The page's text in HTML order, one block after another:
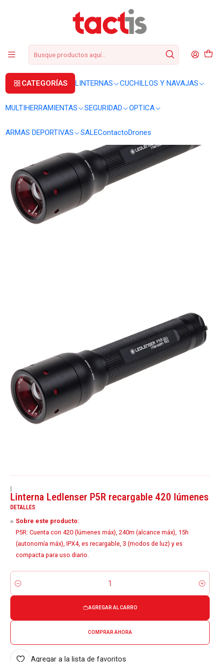
CATEGORÍAS LINTERNAS CUCHILLOS Y NAVAJAS
MULTIHERRAMIENTAS SEGURIDAD OPTICA
ARMAS DEPORTIVAS SALEContactoDrones
+56 2 3224 9572 +569 62369815
LINTERNAS
LINTERNAS DE MANO
Linterna Ledlenser P5R recargable 420 lúmenes
|
Linterna Ledlenser P5R recargable 420 lúmenes
DETALLES
Sobre este producto:
P5R: Cuenta con 420 (lúmenes máx), 240m (alcance máx), 15h
(autonomía máx), IPX4, es recargable, 3 (modos de luz) y es
compacta para uso diario.
Cantidad
AGREGAR AL CARRO
COMPRAR AHORA
Agregar a la lista de favoritos